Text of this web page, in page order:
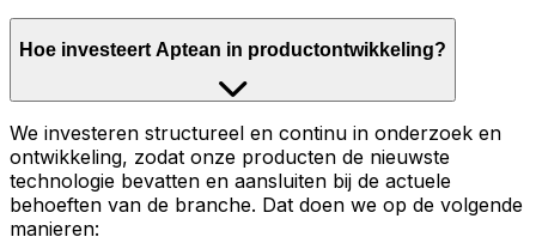
Hoe investeert Aptean in productontwikkeling?
We investeren structureel en continu in onderzoek en
ontwikkeling, zodat onze producten de nieuwste
technologie bevatten en aansluiten bij de actuele
behoeften van de branche. Dat doen we op de volgende
manieren: